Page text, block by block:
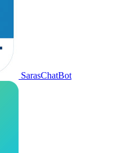
SarasChatBot